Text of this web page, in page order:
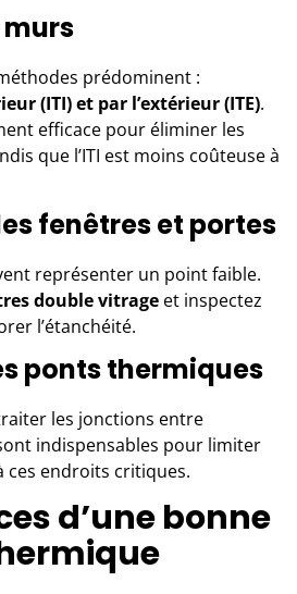
prédominent :
(ITI) et par l’extérieur (ITE).
efficace pour éliminer les
que l’ITI est moins coûteuse à
fenêtres et portes
représenter un point faible.
double vitrage et inspectez
l’étanchéité.
ponts thermiques
les jonctions entre
indispensables pour limiter
ces endroits critiques.
d’une bonne